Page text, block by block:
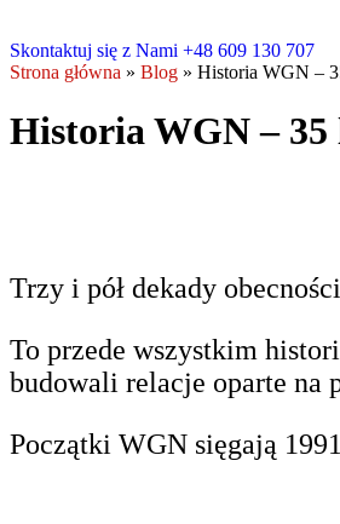
Skontaktuj się z Nami +48 609 130 707
Strona główna » Blog » Historia WGN –
Historia WGN – 35
Trzy i pół dekady
To przede wszystkim
budowali relacje oparte na
Początki WGN sięgają